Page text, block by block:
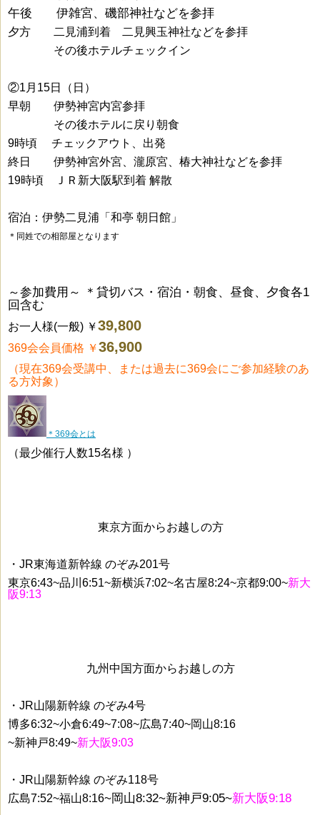
午後 伊雑宮、磯部神社などを参拝
夕方 二見浦到着 二見興玉神社などを参拝
その後ホテルチェックイン
②1月15日（日）
早朝 伊勢神宮内宮参拝
その後ホテルに戻り朝食
9時頃 チェックアウト、出発
終日 伊勢神宮外宮、瀧原宮、 椿大神社などを参拝
19時頃 ＪＲ新大阪駅到着 解散
宿泊：伊勢二見浦「和亭 朝日館」
＊同姓での相部屋となります
～参加費用～
＊貸切バス・宿泊・朝食、昼食、夕食各1
回含む
お一人様(一般) ￥39,800
369会会員価格 ￥36,900
（現在369会受講中、または過去に369会にご参加経験のあ
る方対象）
＊369会とは
（最少催行人数15名様 ）
東京方面からお越しの方
・JR東海道新幹線 のぞみ201号
東京6:43~品川6:51~新横浜7:02~名古屋8:24~京都9:00~新大
阪9:13
九州中国方面からお越しの方
・JR山陽新幹線 のぞみ4号
博多6:32~小倉6:49~7:08~広島7:40~岡山8:16
~新神戸8:49~新大阪9:03
・JR山陽新幹線 のぞみ118号
広島7:52~福山8:16~岡山8:32~新神戸9:05~新大阪9:18